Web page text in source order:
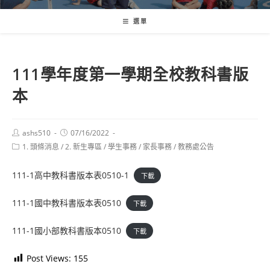
選單
111學年度第一學期全校教科書版
本
Post
author:
ashs510
Post
published:
07/16/2022
Post1. 頭條消息 /2. 新生專區/學生事務/ 家長事務/教務處公告
111-1高中教科書版本表0510-1 下載
111-1國中教科書版本表0510 下載
111-1國小部教科書版本0510 下載
Post Views: 155